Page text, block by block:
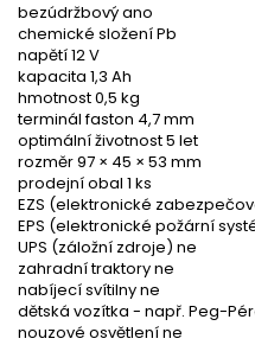
bezúdržbový ano
chemické složení Pb
napětí 12 V
kapacita 1,3 Ah
hmotnost 0,5 kg
terminál faston 4,7 mm
optimální životnost 5 let
rozměr 97 × 45 × 53 mm
prodejní obal 1 ks
EZS (elektronické
EPS (elektronické požární
UPS (záložní zdroje) ne
zahradní traktory ne
nabíjecí svítilny ne
dětská vozítka - např. Peg-
nouzové osvětlení ne